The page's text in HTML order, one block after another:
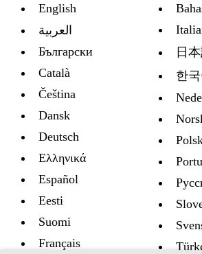
English
العربية
Български
Català
Čeština
Dansk
Deutsch
Ελληνικά
Español
Eesti
Suomi
Français
日
한국